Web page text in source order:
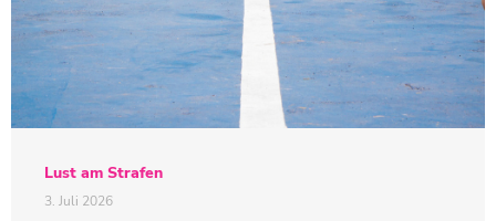
Lust am Strafen
3. Juli 2026